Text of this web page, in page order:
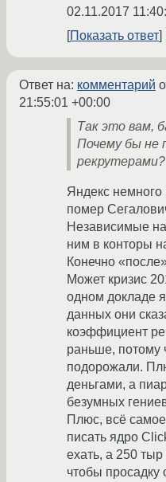
02.11.2017
Показать ответ
Ответ на: комментарий
21:55:01 +00:00
Так это вам,
Почему бы не
рекрутерами?
Яндекс немного
помер
Независимые
ним в конторы
Конечно
Может кризис
одном докладе
данных они
коэффициент
раньше, потому
подорожали.
деньгами, а
безумных
Плюс, всё
писать ядро
ехать, а 250
чтобы просадку